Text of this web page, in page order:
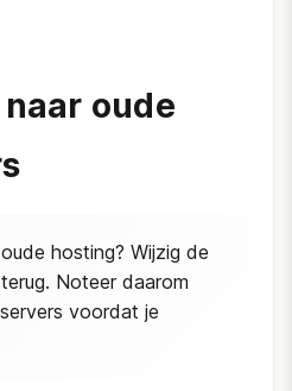
oude
hosting? Wijzig de
Noteer daarom
voordat je